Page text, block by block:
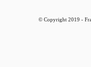
© Copyright 2019 -